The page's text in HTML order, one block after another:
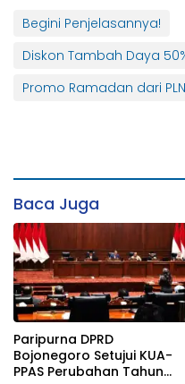
Begini Penjelasannya!
Diskon Tambah Daya
Promo Ramadan dari PLN
Baca Juga
Paripurna DPRD
Bojonegoro Setujui KUA-
PPAS Perubahan Tahun